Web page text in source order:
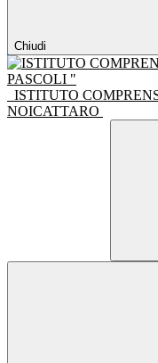
Chiudi
ISTITUTO
NOICATTARO